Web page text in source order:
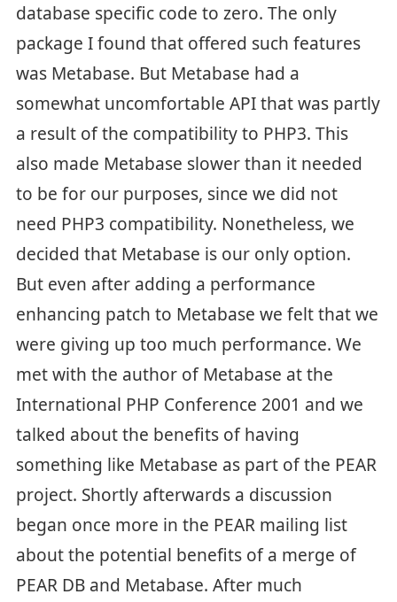
database specific code to zero. The only
package I found that offered such features
was Metabase. But Metabase had a
somewhat uncomfortable API that was partly
a result of the compatibility to PHP3. This
also made Metabase slower than it needed
to be for our purposes, since we did not
need PHP3 compatibility. Nonetheless, we
decided that Metabase is our only option.
But even after adding a performance
enhancing patch to Metabase we felt that we
were giving up too much performance. We
met with the author of Metabase at the
International PHP Conference 2001 and we
talked about the benefits of having
something like Metabase as part of the PEAR
project. Shortly afterwards a discussion
began once more in the PEAR mailing list
about the potential benefits of a merge of
PEAR DB and Metabase. After much